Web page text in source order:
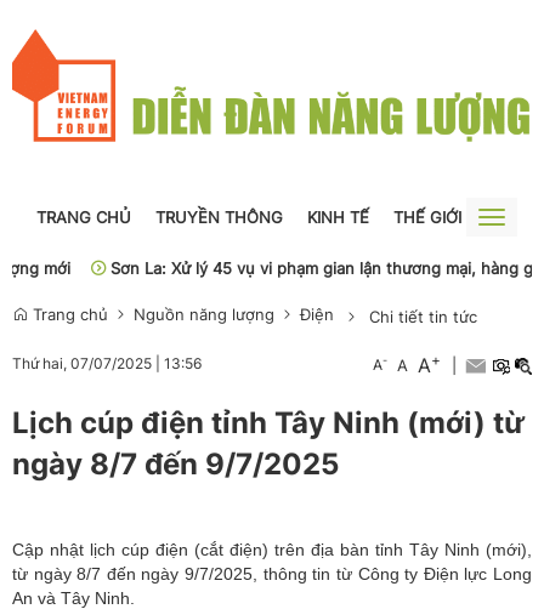
TRANG CHỦ TRUYỀN THÔNG KINH TẾ THẾ GIỚI
Toggle
mới
Sơn La: Xử lý 45 vụ vi phạm gian lận thương mại, hàng giả
Trang chủ Nguồn năng lượng Điện Chi tiết tin tức
Thứ hai, 07/07/2025 13:56 A- A A+
Lịch cúp điện tỉnh Tây Ninh (mới) từ
ngày 8/7 đến 9/7/2025
Cập nhật lịch cúp điện (cắt điện) trên địa bàn tỉnh Tây Ninh (mới),
từ ngày 8/7 đến ngày 9/7/2025, thông tin từ Công ty Điện lực Long
An và Tây Ninh.